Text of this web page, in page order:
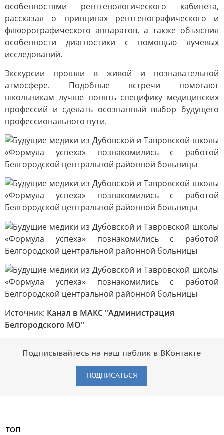
особенностями рентгенологического кабинета,
рассказал о принципах рентгенографического и
флюорографического аппаратов, а также объяснил
особенности диагностики с помощью лучевых
исследований.
Экскурсии прошли в живой и познавательной
атмосфере. Подобные встречи помогают
школьникам лучше понять специфику медицинских
профессий и сделать осознанный выбор будущего
профессионального пути.
Источник: Канал в МАКС "Администрация
Белгородского МО"
Подписывайтесь на наш паблик в ВКонтакте
ПОДПИСАТЬСЯ
ТОП